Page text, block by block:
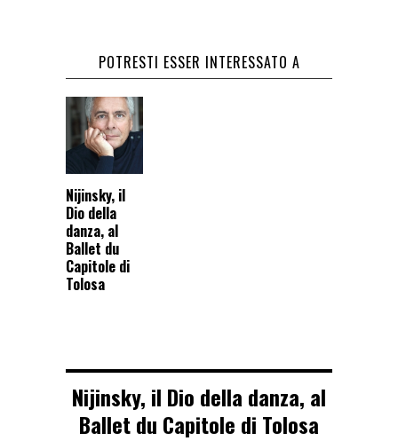
POTRESTI ESSER INTERESSATO A
Nijinsky, il
Dio della
danza, al
Ballet du
Capitole di
Tolosa
Nijinsky, il Dio della danza, al
Ballet du Capitole di Tolosa